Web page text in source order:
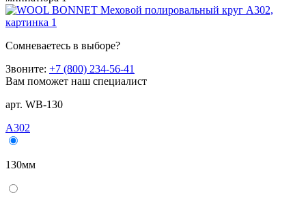
Сомневаетесь в выборе?
Звоните: +7 (800) 234-56-41
Вам поможет наш специалист
арт. WB-130
A302
130мм